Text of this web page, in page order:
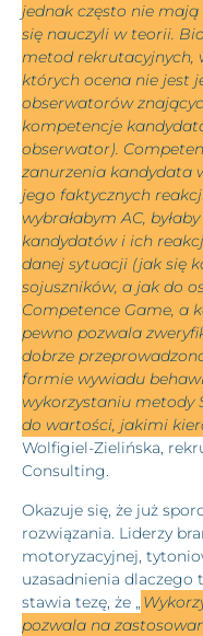
jednak często nie
się nauczyli w teorii.
metod rekrutacyjnych,
których ocena nie jest
obserwatorów
kompetencje
obserwator).
zanurzenia kandydata
jego faktycznych
wybrałabym AC,
kandydatów i ich
danej sytuacji (jak się
sojuszników, a jak do
Competence Game, a
pewno pozwala
dobrze
formie wywiadu
wykorzystaniu metody
do wartości, jakimi
Wolfigiel-Zielińska,
Consulting.
Okazuje się, że już
rozwiązania. Liderzy
motoryzacyjnej,
uzasadnienia dlaczego
stawia tezę, że „
pozwala na